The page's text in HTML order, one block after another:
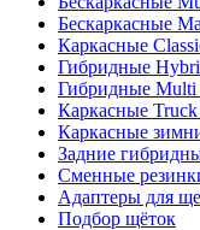
Бескаркасные
Каркасные
Гибридные
Гибридные Multi
Каркасные
Каркасные
Задние
Сменные
Адаптеры для
Подбор щёток